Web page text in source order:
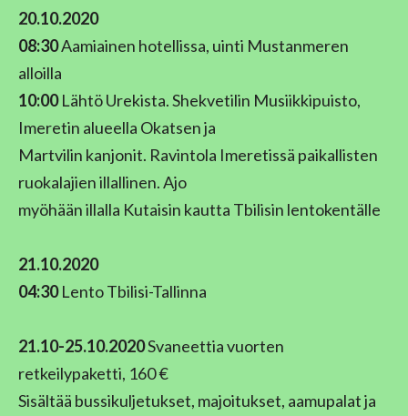
20.10.2020
08:30Aamiainen hotellissa, uinti Mustanmeren
alloilla
10:00Lähtö Urekista. Shekvetilin Musiikkipuisto,
Imeretin alueella Okatsen ja
Martvilin kanjonit. Ravintola Imeretissä paikallisten
ruokalajien illallinen. Ajo
myöhään illalla Kutaisin kautta Tbilisin lentokentälle
21.10.2020
04:30Lento Tbilisi-Tallinna
21.10-25.10.2020Svaneettia vuorten
retkeilypaketti, 160 €
Sisältää bussikuljetukset, majoitukset, aamupalat ja